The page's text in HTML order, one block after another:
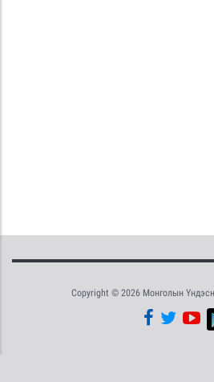
Copyright © 2026 Монголын